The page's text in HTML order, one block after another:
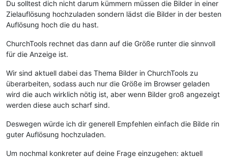
Du solltest dich nicht darum kümmern müssen die Bilder in einer
Zielauflösung hochzuladen sondern lädst die Bilder in der besten
Auflösung hoch die du hast.
ChurchTools rechnet das dann auf die Größe runter die sinnvoll
für die Anzeige ist.
Wir sind aktuell dabei das Thema Bilder in ChurchTools zu
überarbeiten, sodass auch nur die Größe im Browser geladen
wird die auch wirklich nötig ist, aber wenn Bilder groß angezeigt
werden diese auch scharf sind.
Deswegen würde ich dir generell Empfehlen einfach die Bilde rin
guter Auflösung hochzuladen.
Um nochmal konkreter auf deine Frage einzugehen: aktuell